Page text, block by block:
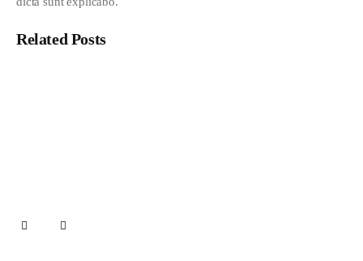
Related Posts